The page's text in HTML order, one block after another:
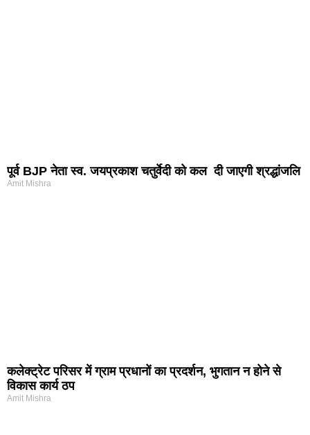
पूर्व BJP नेता स्व. जयप्रकाश चतुर्वेदी को कल दी जाएगी श्रद्धांजलि
Amit Mishra
कलेक्ट्रेट परिसर में ग्राम प्रधानों का प्रदर्शन, भुगतान न होने से
विकास कार्य ठप
Amit Mishra